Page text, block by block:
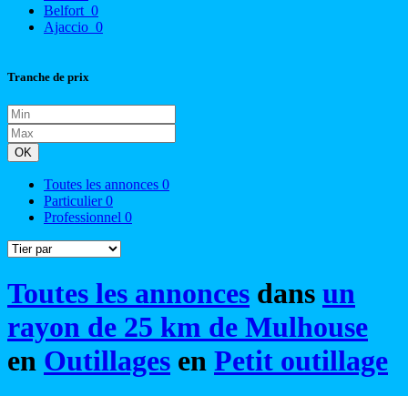
Belfort 0
Ajaccio 0
Tranche de prix
OK
Toutes les annonces 0
Particulier0
Professionnel 0
Toutes les annonces dans un
rayon de 25 km de Mulhouse
en Outillages en Petit outillage